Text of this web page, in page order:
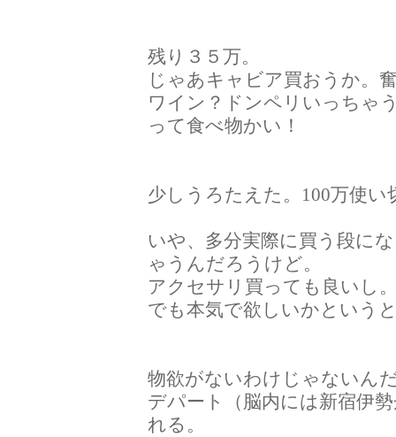
残り３５万。
じゃあキャビア買おうか。
ワイン？ドンペリいっちゃ
って食べ物かい！
少しうろたえた。100万使
いや、多分実際に買う段に
ゃうんだろうけど。
アクセサリ買っても良いし
でも本気で欲しいかという
物欲がないわけじゃないん
デパート（脳内には新宿伊
れる。